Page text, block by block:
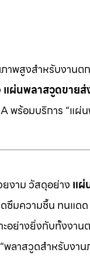
พสูงสำหรับงานตก
แผ่นพลาสวูดขายส่
พร้อมบริการ “แ
งาม วัสดุอย่าง แผ่
มความชื้น ทนแด
ะอย่างยิ่งกับทั้งง
พลาสวูดสำหรับงา